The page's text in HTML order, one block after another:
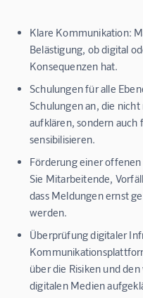
Klare Kommunikation:
Belästigung, ob digital
Konsequenzen hat.
Schulungen für alle
Schulungen an, die
aufklären, sondern
sensibilisieren.
Förderung einer
Sie Mitarbeitende,
dass Meldungen ernst
werden.
Überprüfung digitaler
über die Risiken und
digitalen Medien